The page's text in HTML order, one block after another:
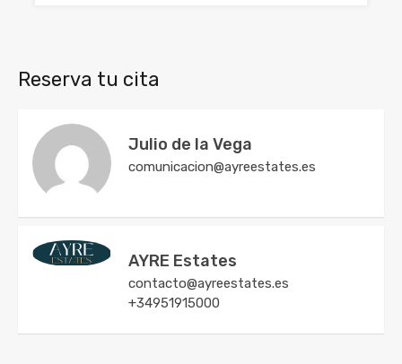
Reserva tu cita
Julio de la Vega
comunicacion@ayreestates.es
AYRE Estates
contacto@ayreestates.es
+34951915000